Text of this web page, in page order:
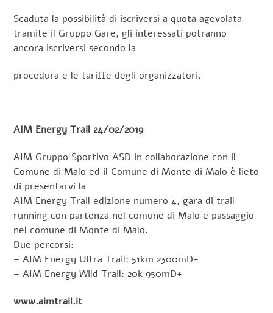
Scaduta la possibilità di iscriversi a quota agevolata
tramite il Gruppo Gare, gli interessati potranno
ancora iscriversi secondo la
procedura e le tariffe degli organizzatori.
AIM Energy Trail 24/02/2019
AIM Gruppo Sportivo ASD in collaborazione con il
Comune di Malo ed il Comune di Monte di Malo è lieto
di presentarvi la
AIM Energy Trail edizione numero 4, gara di trail
running con partenza nel comune di Malo e passaggio
nel comune di Monte di Malo.
Due percorsi:
– AIM Energy Ultra Trail: 51km 2300mD+
– AIM Energy Wild Trail: 20k 950mD+
www.aimtrail.it